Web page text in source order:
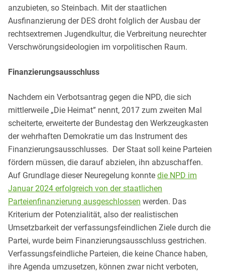
anzubieten, so Steinbach. Mit der staatlichen
Ausfinanzierung der DES droht folglich der Ausbau der
rechtsextremen Jugendkultur, die Verbreitung neurechter
Verschwörungsideologien im vorpolitischen Raum.
Finanzierungsausschluss
Nachdem ein Verbotsantrag gegen die NPD, die sich
mittlerweile „Die Heimat” nennt, 2017 zum zweiten Mal
scheiterte, erweiterte der Bundestag den Werkzeugkasten
der wehrhaften Demokratie um das Instrument des
Finanzierungsausschlusses. Der Staat soll keine Parteien
fördern müssen, die darauf abzielen, ihn abzuschaffen.
Auf Grundlage dieser Neuregelung konnte die NPD im
Januar 2024 erfolgreich von der staatlichen
Parteienfinanzierung ausgeschlossen werden. Das
Kriterium der Potenzialität, also der realistischen
Umsetzbarkeit der verfassungsfeindlichen Ziele durch die
Partei, wurde beim Finanzierungsausschluss gestrichen.
Verfassungsfeindliche Parteien, die keine Chance haben,
ihre Agenda umzusetzen, können zwar nicht verboten,